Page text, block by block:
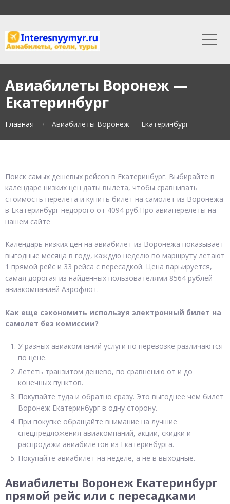
Авиабилеты Воронеж —
Екатеринбург
Главная Авиабилеты Воронеж — Екатеринбург
Поиск самых дешевых рейсов в Екатеринбург. Выбирайте в
календаре низких цен даты вылета, чтобы сравнивать
стоимость перелета и купить билет на самолет из Воронежа
в Екатеринбург недорого от 4094 руб.Про авиаперелеты на
нашем сайте
Календарь низких цен на авиабилет из Воронежа показывает
выгодные месяца в году, каждую неделю по маршруту летают
1 прямой рейс и 33 рейса с пересадкой. Цена варьируется,
самая дорогая из найденных пользователями 8564 рублей
авиакомпанией Аэрофлот.
Как еще сэкономить используя электронный билет на
самолет без комиссии?
У разных авиакомпаний услуги по перевозке различаются
по цене.
Лететь транзитом дешево, по сравнению от и до
конечных пунктов.
Покупайте туда и обратно сразу. Это выгоднее чем билет
Воронеж Екатеринбург в одну сторону.
При покупке обращайте внимание на лучшие
спецпредложения авиакомпаний, акции, скидки и
распродажи авиабилетов из Екатеринбурга.
Покупайте авиабилет на неделе, а не в выходные.
Авиабилеты Воронеж Екатеринбург
прямой рейс или с пересадками